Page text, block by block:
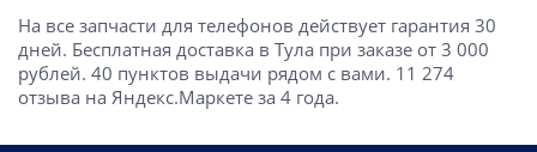
На все запчасти для телефонов действует гарантия 30
дней. Бесплатная доставка в Тула при заказе от 3 000
рублей. 40 пунктов выдачи рядом с вами. 11 274
отзыва на Яндекс.Маркете за 4 года.